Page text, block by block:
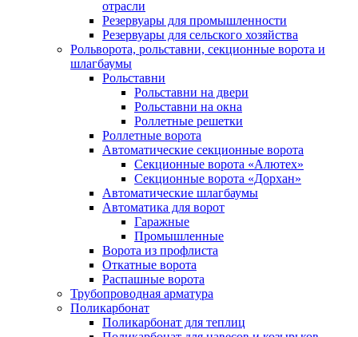
отрасли
Резервуары для промышленности
Резервуары для сельского хозяйства
Рольворота, рольставни, секционные ворота и
шлагбаумы
Рольставни
Рольставни на двери
Рольставни на окна
Роллетные решетки
Роллетные ворота
Автоматические секционные ворота
Секционные ворота «Алютех»
Секционные ворота «Дорхан»
Автоматические шлагбаумы
Автоматика для ворот
Гаражные
Промышленные
Ворота из профлиста
Откатные ворота
Распашные ворота
Трубопроводная арматура
Поликарбонат
Поликарбонат для теплиц